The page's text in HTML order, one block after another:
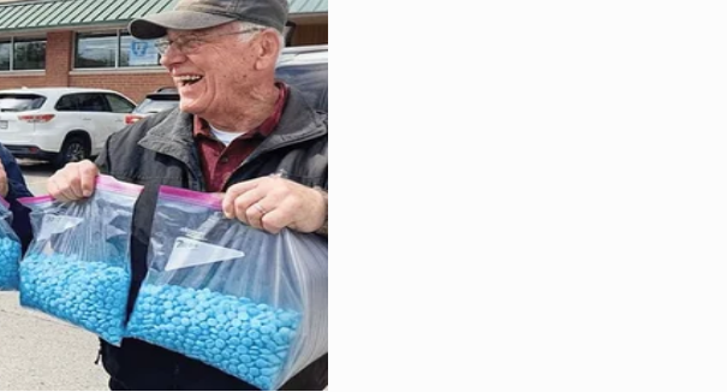
estava supostamente armado, o que
da população presente. Além do dano
celularde uma das vítimas, tentando evitar
da comunidade logo após o ocorrido no
a consciência foi encaminhada ao
O procedimento é fundamental para
as imagens do circuito de segurança e os
e prosseguir com o inquérito policial.